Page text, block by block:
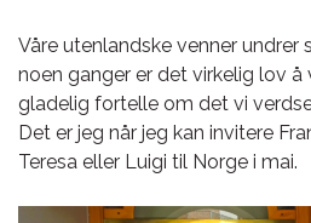
Våre utenlandske venner
noen ganger er det virkelig lov
gladelig fortelle om det vi
Det er jeg når jeg kan invitere
Teresa eller Luigi til Norge i mai.